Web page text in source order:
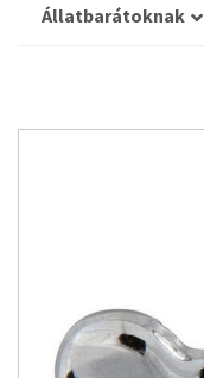
Állatbarátoknak